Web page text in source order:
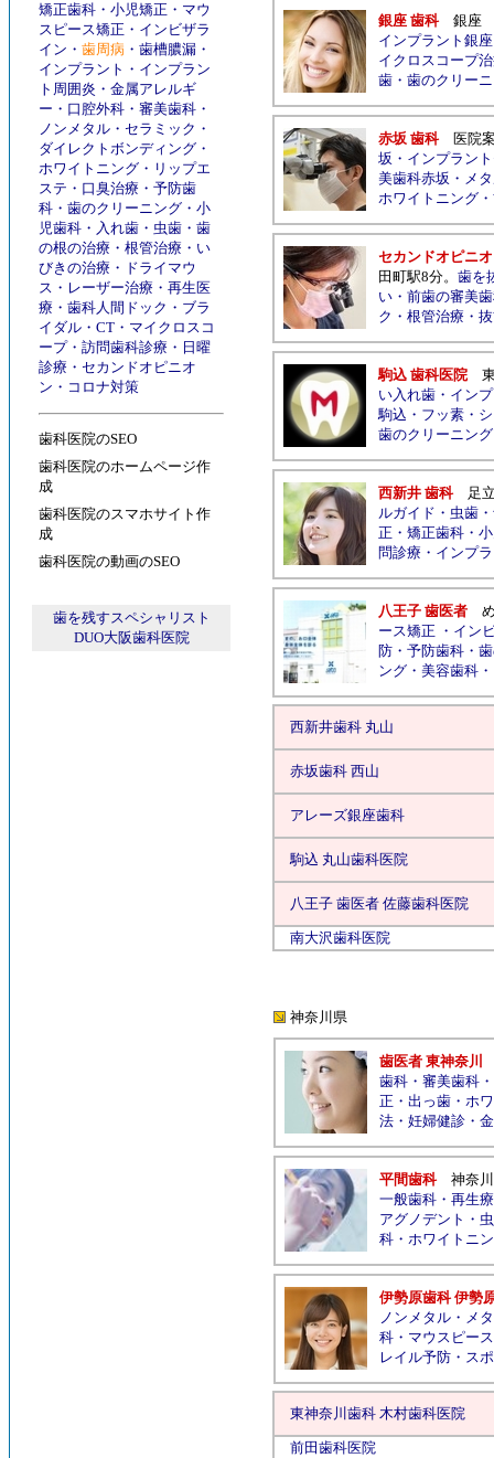
矯正歯科 ・ 小児矯正 ・ マウ
スピース矯正 ・ インビザラ
イン ・ 歯周病 ・ 歯槽膿漏 ・
インプラント ・ インプラン
ト周囲炎 ・ 金属アレルギ
ー ・ 口腔外科 ・ 審美歯科 ・
ノンメタル ・ セラミック ・
ダイレクトボンディング ・
ホワイトニング ・ リップエ
ステ ・ 口臭治療 ・ 予防歯
科 ・ 歯のクリーニング ・ 小
児歯科 ・ 入れ歯 ・ 虫歯 ・ 歯
の根の治療 ・ 根管治療 ・ い
びきの治療 ・ ドライマウ
ス ・ レーザー治療 ・ 再生医
療 ・ 歯科人間ドック ・ ブラ
イダル ・ CT ・ マイクロスコ
ープ・ 訪問歯科診療 ・ 日曜
診療 ・ セカンドオピニオ
ン ・ コロナ対策
歯科医院のSEO
歯科医院のホームページ作
成
歯科医院のスマホサイト作
成
歯科医院の動画のSEO
歯を残すスペシャリスト
DUO大阪歯科医院
銀座 歯科
銀座
インプラント銀座
イクロスコープ
歯 ・ 歯のクリー
赤坂 歯科
医院
坂 ・ インプラン
美歯科赤坂 ・ メ
ホワイトニング ・
セカンドオピニ
田町駅8分。 歯を
い ・ 前歯の審美
ク ・ 根管治療 ・
駒込 歯科医院
い入れ歯 ・ イン
駒込 ・ フッ素 ・
歯のクリーニング
西新井 歯科
足
ルガイド ・ 虫歯 ・
正 ・ 矯正歯科 ・
問診療 ・ インプ
八王子 歯医者
ース矯正 ・ イン
防 ・ 予防歯科 ・
ング ・ 美容歯科 ・
西新井歯科 丸山
赤坂歯科 西山
アレーズ銀座歯科
駒込 丸山歯科医院
八王子 歯医者 佐藤歯科医院
南大沢歯科医院
神奈川県
歯医者 東神奈川
歯科 ・ 審美歯科 ・
正 ・ 出っ歯 ・ ホ
法 ・ 妊婦健診 ・
平間歯科
神奈
一般歯科 ・ 再生
アグノデント ・
科 ・ ホワイトニ
伊勢原歯科 伊勢
ノンメタル ・ メ
科 ・ マウスピー
レイル予防 ・ ス
東神奈川歯科 木村歯科医院
前田歯科医院